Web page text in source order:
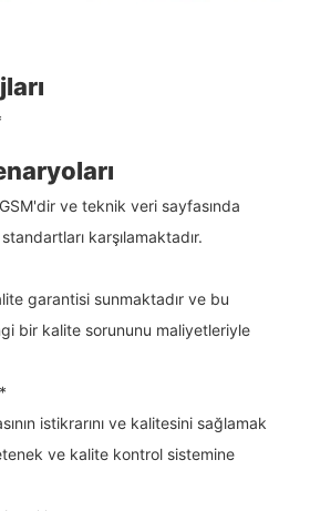
ve teknik veri sayfasında
karşılamaktadır.
garantisi sunmaktadır ve bu
bir kalite sorununu maliyetleriyle
istikrarını ve kalitesini sağlamak
ve kalite kontrol sistemine